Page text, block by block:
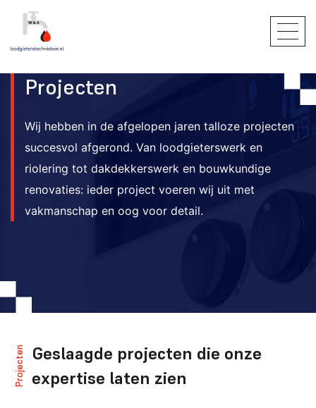
Projecten
Wij hebben in de afgelopen jaren talloze projecten
succesvol afgerond. Van loodgieterswerk en
riolering tot dakdekkerswerk en bouwkundige
renovaties: ieder project voeren wij uit met
vakmanschap en oog voor detail.
Projecten Geslaagde projecten die onze
expertise laten zien